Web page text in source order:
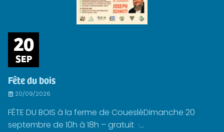
20
SEP
Fête du bois
20/09/2026
FÊTE DU BOIS à la ferme de CouesléDimanche 20
septembre de 10h à 18h – gratuit ·...